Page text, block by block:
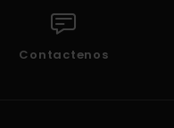
Contactenos